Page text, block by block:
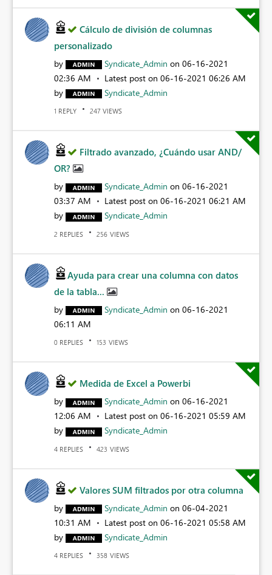
Cálculo de división de columnas
personalizado
by Syndicate_Admin on ‎06-16-2021
02:36 AM
Latest post on ‎06-16-2021 06:26 AM
by
Syndicate_Admin
1 REPLY 247 VIEWS
Filtrado avanzado, ¿Cuándo usar AND/
OR?
by Syndicate_Admin on ‎06-16-2021
03:37 AM
Latest post on ‎06-16-2021 06:21 AM
by
Syndicate_Admin
2 REPLIES 256 VIEWS
Ayuda para crear una columna con datos
de la tabla...
by Syndicate_Admin on ‎06-16-2021
06:11 AM
0 REPLIES 153 VIEWS
Medida de Excel a Powerbi
by Syndicate_Admin on ‎06-16-2021
12:06 AM
Latest post on ‎06-16-2021 05:59 AM
by
Syndicate_Admin
4 REPLIES 423 VIEWS
Valores SUM filtrados por otra columna
by Syndicate_Admin on ‎06-04-2021
10:31 AM
Latest post on ‎06-16-2021 05:58 AM
by
Syndicate_Admin
4 REPLIES 358 VIEWS